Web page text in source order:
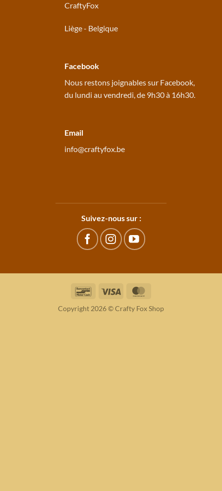
CraftyFox
Liège - Belgique
Facebook
Nous restons joignables sur Facebook,
du lundi au vendredi, de 9h30 à 16h30.
Email
info@craftyfox.be
Suivez-nous sur :
BancontactVisa
Copyright 2026 © Crafty Fox Shop